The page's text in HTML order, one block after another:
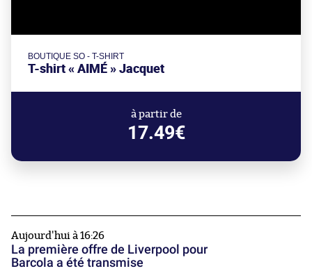
BOUTIQUE SO - T-SHIRT
T-shirt « AIMÉ » Jacquet
à partir de
17.49€
Aujourd'hui à 16:26
La première offre de Liverpool pour
Barcola a été transmise